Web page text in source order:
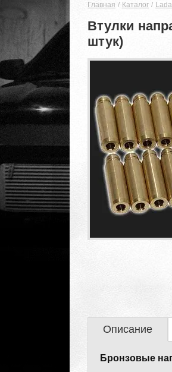
Главная Каталог
Втулки
штук)
Описание
Бронзовые